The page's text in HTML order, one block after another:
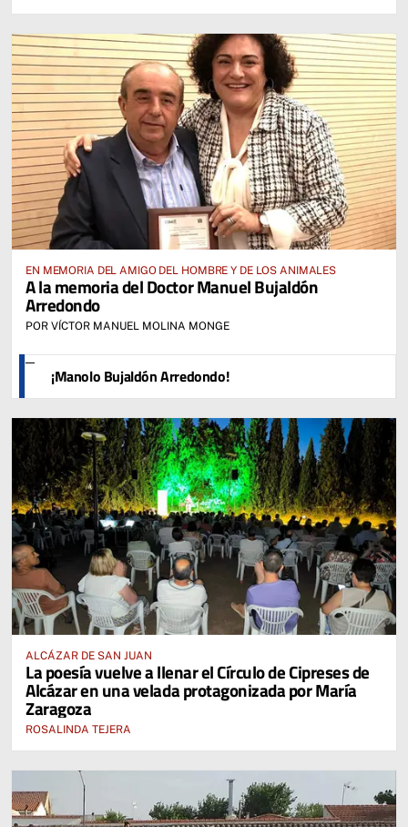
EN MEMORIA DEL AMIGO DEL HOMBRE Y DE LOS ANIMALES
A la memoria del Doctor Manuel Bujaldón
Arredondo
POR VÍCTOR MANUEL MOLINA MONGE
¡Manolo Bujaldón Arredondo!
ALCÁZAR DE SAN JUAN
La poesía vuelve a llenar el Círculo de Cipreses de
Alcázar en una velada protagonizada por María
Zaragoza
ROSALINDA TEJERA